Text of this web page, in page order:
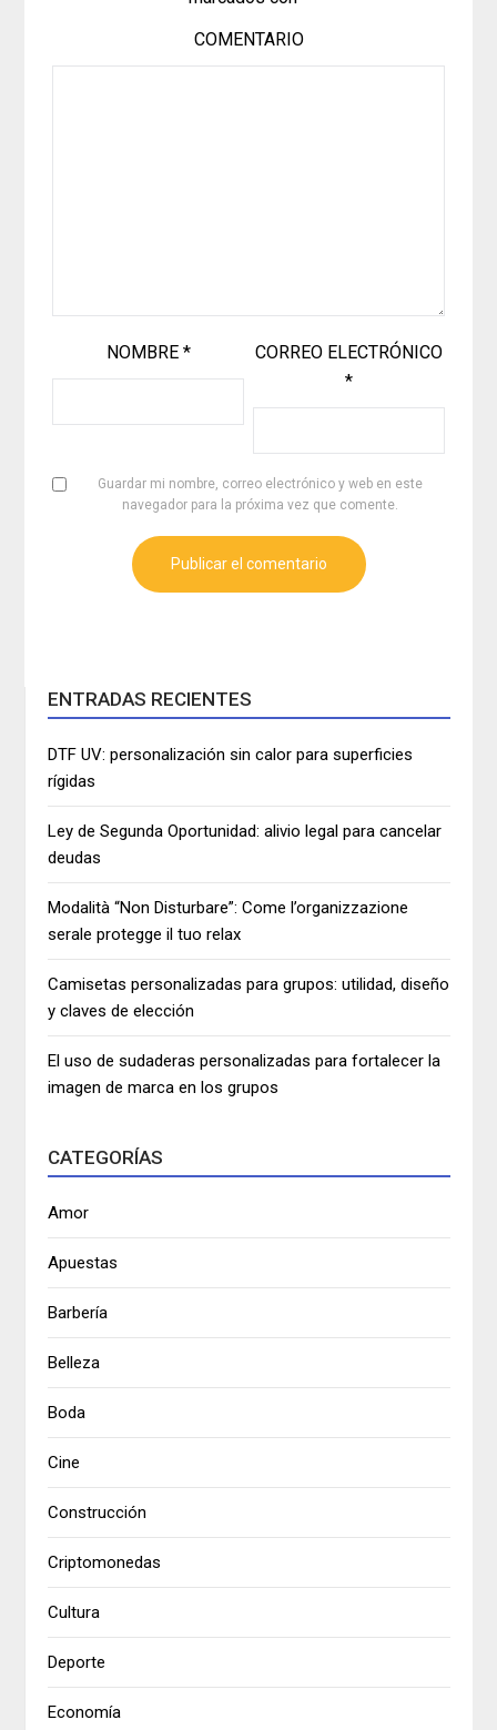
COMENTARIO
NOMBRE *
CORREO ELECTRÓNICO
*
Guardar mi nombre, correo electrónico y web en este
navegador para la próxima vez que comente.
ENTRADAS RECIENTES
DTF UV: personalización sin calor para superficies
rígidas
Ley de Segunda Oportunidad: alivio legal para cancelar
deudas
Modalità “Non Disturbare”: Come l’organizzazione
serale protegge il tuo relax
Camisetas personalizadas para grupos: utilidad, diseño
y claves de elección
El uso de sudaderas personalizadas para fortalecer la
imagen de marca en los grupos
CATEGORÍAS
Amor
Apuestas
Barbería
Belleza
Boda
Cine
Construcción
Criptomonedas
Cultura
Deporte
Economía